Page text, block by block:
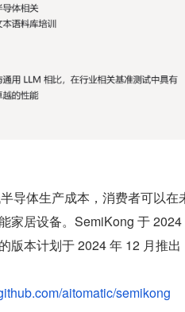
导体生产成本，消费者可以
家居设备。SemiKong 于
版本计划于 2024 年 12 月推
aitomatic/semikong